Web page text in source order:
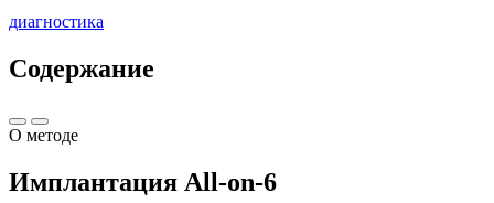
диагностика
Содержание
О методе
Имплантация All-on-6